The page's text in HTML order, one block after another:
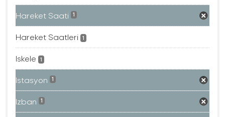
Hareket Saati 1
Hareket Saatleri 1
Iskele 1
Istasyon 1
Izban 1